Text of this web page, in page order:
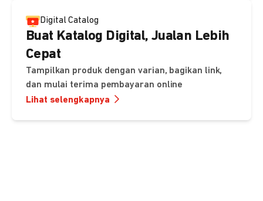
Digital Catalog
Buat Katalog Digital, Jualan Lebih
Cepat
Tampilkan produk dengan varian, bagikan link,
dan mulai terima pembayaran online
Lihat selengkapnya